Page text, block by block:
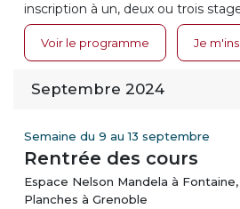
inscription à un, deux ou trois
Voir le programme Je
Septembre 2024
Semaine du 9 au 13 septembre
Rentrée des cours
Espace Nelson Mandela à
Planches à Grenoble